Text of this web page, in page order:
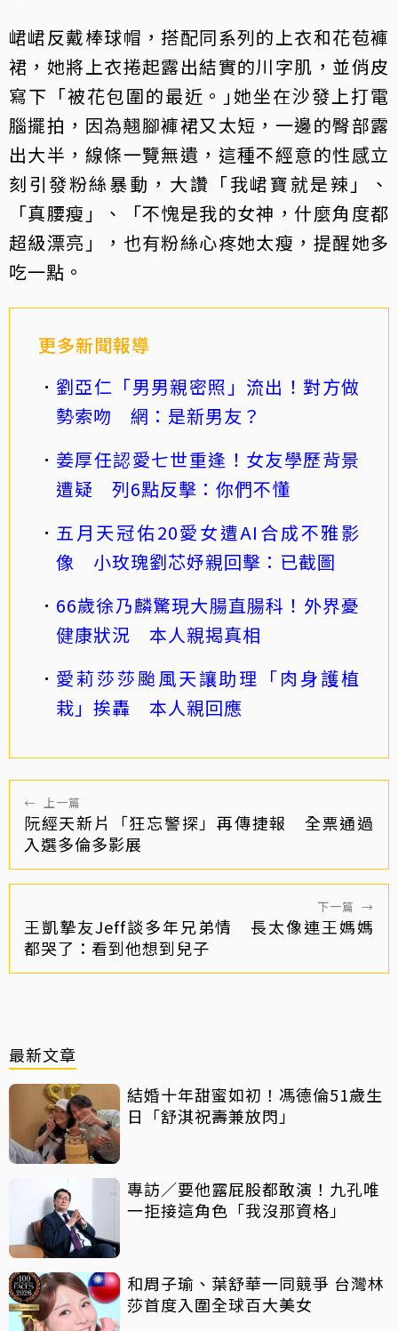
峮峮反戴棒球帽，搭配同系列的上衣和花苞褲
裙，她將上衣捲起露出結實的川字肌，並俏皮
寫下「被花包圍的最近。｣她坐在沙發上打電
腦擺拍，因為翹腳褲裙又太短，一邊的臀部露
出大半，線條一覽無遺，這種不經意的性感立
刻引發粉絲暴動，大讚「我峮寶就是辣」、
「真腰瘦」、「不愧是我的女神，什麼角度都
超級漂亮」，也有粉絲心疼她太瘦，提醒她多
吃一點。
更多新聞報導
劉亞仁「男男親密照」流出！對方做
勢索吻 網：是新男友？
姜厚任認愛七世重逢！女友學歷背景
遭疑 列6點反擊：你們不懂
五月天冠佑20愛女遭AI合成不雅影
像 小玫瑰劉芯妤親回擊：已截圖
66歲徐乃麟驚現大腸直腸科！外界憂
健康狀況 本人親揭真相
愛莉莎莎颱風天讓助理「肉身護植
栽」挨轟 本人親回應
← 上一篇
阮經天新片「狂忘警探」再傳捷報 全票通過
入選多倫多影展
下一篇 →
王凱摯友Jeff談多年兄弟情 長太像連王媽媽
都哭了：看到他想到兒子
最新文章
結婚十年甜蜜如初！馮德倫51歲生
日「舒淇祝壽兼放閃」
專訪／要他露屁股都敢演！九孔唯
一拒接這角色「我沒那資格」
和周子瑜、葉舒華一同競爭 台灣林
莎首度入圍全球百大美女